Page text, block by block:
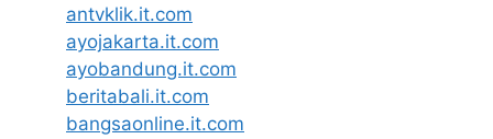
antvklik.it.com
ayojakarta.it.com
ayobandung.it.com
beritabali.it.com
bangsaonline.it.com